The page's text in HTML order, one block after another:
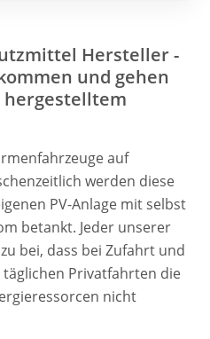
Hersteller -
und gehen
hergestelltem
auf
werden diese
PV-Anlage mit selbst
betankt. Jeder unserer
bei, dass bei Zufahrt und
Privatfahrten die
nicht